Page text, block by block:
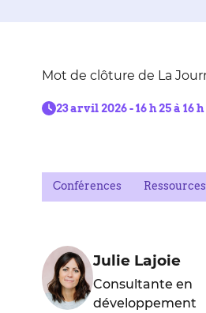
Mot de clôture de La
23 arvil 2026 - 16 h 25 à 16 h
Conférences
Julie Lajoie
Consultante en
développement